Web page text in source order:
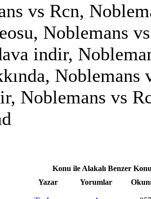
vs Rcn,
Noblemans
indir,
Noblemans vs
Konu ile Alakalı Benzer
Yazar Yorumlar